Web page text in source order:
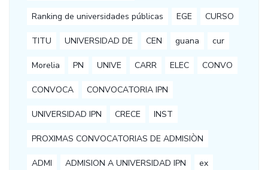
Ranking de universidades públicas EGE CURSO
TITU UNIVERSIDAD DE CEN guana cur
Morelia PN UNIVE CARR ELEC CONVO
CONVOCA CONVOCATORIA IPN
UNIVERSIDAD IPN CRECE INST
PROXIMAS CONVOCATORIAS DE ADMISIÒN
ADMI ADMISION A UNIVERSIDAD IPN ex